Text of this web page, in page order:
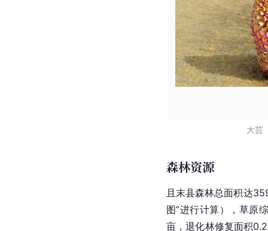
大芸
森林资源
且末县森林总面积达
图”进行计算），草原
亩，退化林修复面积